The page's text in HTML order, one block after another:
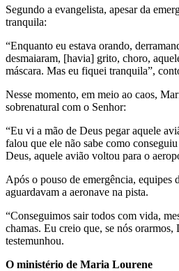
Segundo a evangelista, apesar da
tranquila:
“Enquanto eu estava orando,
desmaiaram, [havia] grito, choro,
máscara. Mas eu fiquei tranquila”,
Nesse momento, em meio ao caos,
sobrenatural com o Senhor:
“Eu vi a mão de Deus pegar aquele
falou que ele não sabe como
Deus, aquele avião voltou para o
Após o pouso de emergência, equipes
aguardavam a aeronave na pista.
“Conseguimos sair todos com vida,
chamas. Eu creio que, se nós orarmos,
testemunhou.
O ministério de Maria Lourene